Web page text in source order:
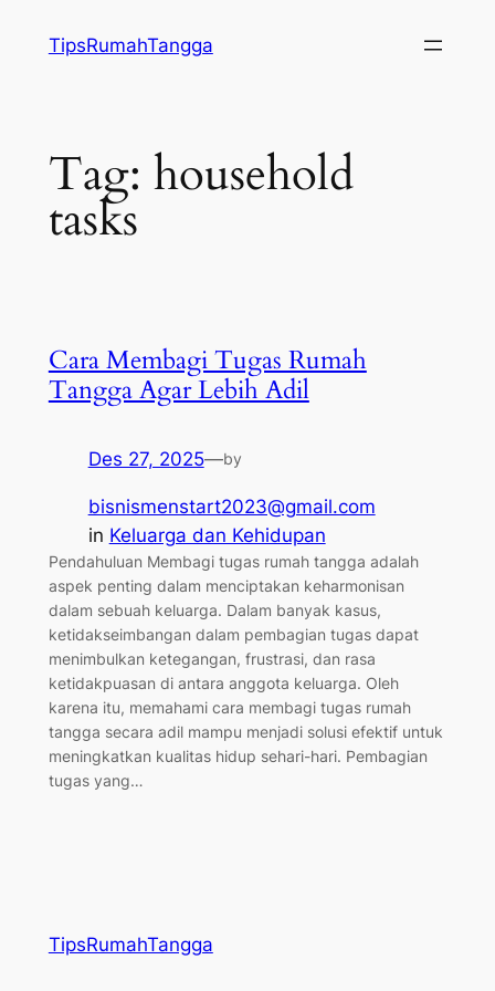
TipsRumahTangga
Tag: household
tasks
Cara Membagi Tugas Rumah
Tangga Agar Lebih Adil
Des 27, 2025—by
bisnismenstart2023@gmail.com
in Keluarga dan Kehidupan
Pendahuluan Membagi tugas rumah tangga adalah
aspek penting dalam menciptakan keharmonisan
dalam sebuah keluarga. Dalam banyak kasus,
ketidakseimbangan dalam pembagian tugas dapat
menimbulkan ketegangan, frustrasi, dan rasa
ketidakpuasan di antara anggota keluarga. Oleh
karena itu, memahami cara membagi tugas rumah
tangga secara adil mampu menjadi solusi efektif untuk
meningkatkan kualitas hidup sehari-hari. Pembagian
tugas yang…
TipsRumahTangga